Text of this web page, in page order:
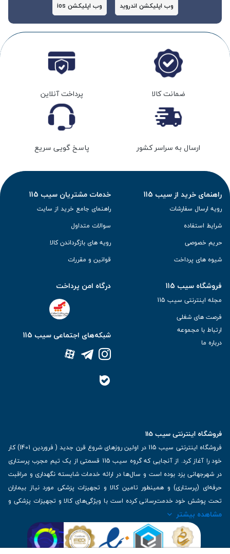
وب اپلیکشن اندروید وب اپلیکشن ios
ضمانت کالا پرداخت آنلاین
ارسال به سراسر کشور پاسخ گویی سریع
راهنمای خرید از سیب 115
رویه ارسال سفارشات
شرایط استفاده
حریم خصوصی
شیوه های پرداخت
خدمات مشتریان سیب 115
راهنمای جامع خرید از سایت
سوالات متداول
رویه های بازگرداندن کالا
قوانین و مقررات
فروشگاه سیب 115
مجله اینترنتی سیب 115
فرصت های شغلی
ارتباط با مجموعه
درباره ما
درگاه امن پرداخت
شبکه‌های اجتماعی سیب 115
فروشگاه اینترنتی سیب 115
فروشگاه اینترنتی سیب 115 در اولین روزهای شروع قرن جدید ( فروردین 1401) کار
خود را آغاز کرد. از آنجایی که گروه سیب 115 قسمتی از یک تیم مجرب پرستاری
در شهرجهانی یزد بوده است و سال‌ها در ارائه خدمات شایسته نگهداری و مراقبت
حرفه‌ای (پرستاری) و همینطور تامین کالا و تجهیزات پزشکی مورد نیاز بیماران
تحت پوشش خود خدمت‌رسانی کرده است با ویژگی‌های کالا و تجهیزات پزشکی و
برترین برندهای موجود در بازار اطلاعات بسیار ارزشمندی را دارا می‌باشد
| تلفن تماس : 36333383-035 | ایمیل: Info@Sib115.com
مشاهده بیشتر